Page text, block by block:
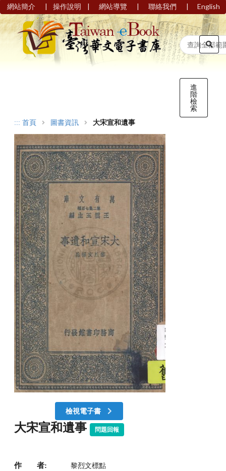
網站簡介 | 操作說明 | 網站導覽 | 聯絡我們 | English
進
階
檢
索
::: 首頁 圖書資訊 大宋宣和遺事
檢視電子書
大宋宣和遺事 問題回報
作 者: 黎烈文標點